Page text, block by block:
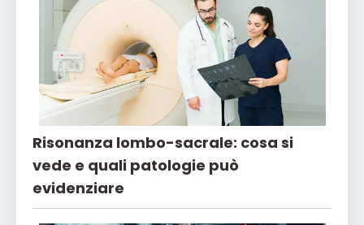
Risonanza lombo-sacrale: cosa si
vede e quali patologie può
evidenziare